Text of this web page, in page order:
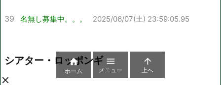
39 名無し募集中。。。 2025/06/07(土) 23:59:05.95
シアター・ロッポンギ

ホーム

メニュー

上へ